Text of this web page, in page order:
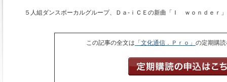
５人組ダンスボーカルグループ、Ｄａ‐ｉＣＥの新曲「Ｉ ｗｏｎｄｅｒ
この記事の全文は 「文化通信．Ｐｒｏ」の定期購